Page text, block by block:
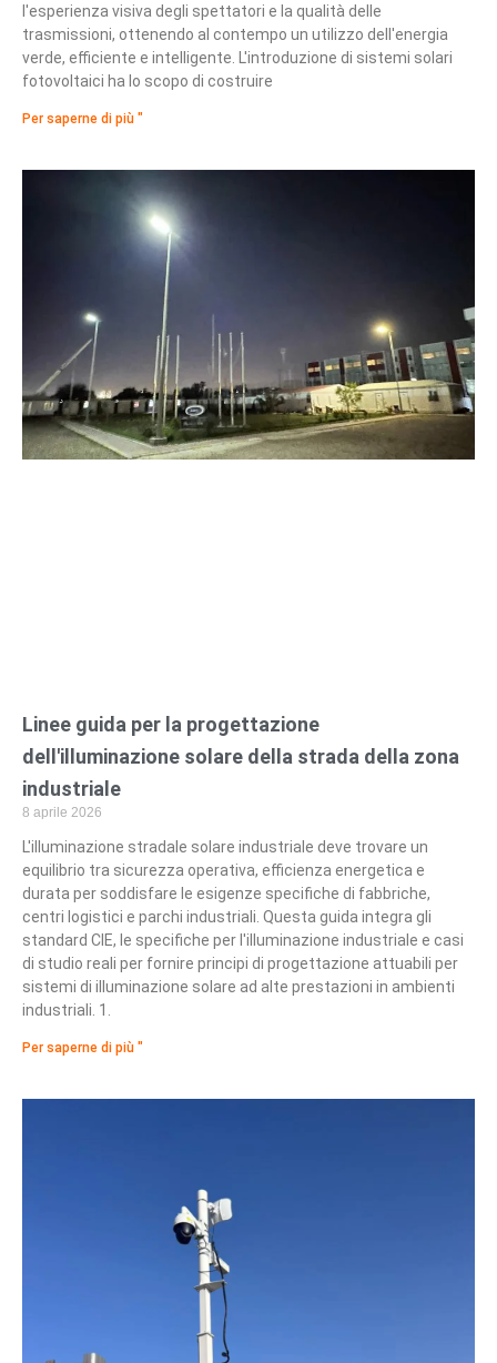
l'esperienza visiva degli spettatori e la qualità delle
trasmissioni, ottenendo al contempo un utilizzo dell'energia
verde, efficiente e intelligente. L'introduzione di sistemi solari
fotovoltaici ha lo scopo di costruire
Per saperne di più "
Linee guida per la progettazione
dell'illuminazione solare della strada della zona
industriale
8 aprile 2026
L'illuminazione stradale solare industriale deve trovare un
equilibrio tra sicurezza operativa, efficienza energetica e
durata per soddisfare le esigenze specifiche di fabbriche,
centri logistici e parchi industriali. Questa guida integra gli
standard CIE, le specifiche per l'illuminazione industriale e casi
di studio reali per fornire principi di progettazione attuabili per
sistemi di illuminazione solare ad alte prestazioni in ambienti
industriali. 1.
Per saperne di più "